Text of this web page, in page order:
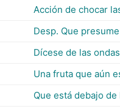
Acción de chocar
Desp. Que
Dícese de las
Una fruta que aún
Que está debajo de